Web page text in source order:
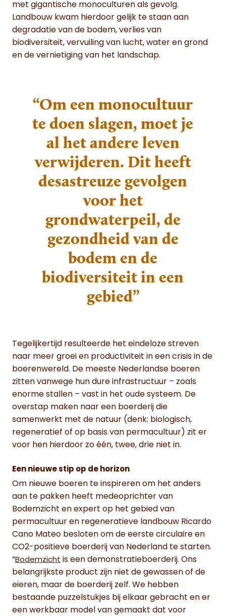
met gigantische monoculturen als gevolg.
Landbouw kwam hierdoor gelijk te staan aan
degradatie van de bodem, verlies van
biodiversiteit, vervuiling van lucht, water en grond
en de vernietiging van het landschap.
“Om een monocultuur
te doen slagen, moet je
al het andere leven
verwijderen. Dit heeft
desastreuze gevolgen
voor het
grondwaterpeil, de
gezondheid van de
bodem en de
biodiversiteit in een
gebied”
Tegelijkertijd resulteerde het eindeloze streven
naar meer groei en productiviteit in een crisis in de
boerenwereld. De meeste Nederlandse boeren
zitten vanwege hun dure infrastructuur – zoals
enorme stallen – vast in het oude systeem. De
overstap maken naar een boerderij die
samenwerkt met de natuur (denk: biologisch,
regeneratief of op basis van permacultuur) zit er
voor hen hierdoor zo één, twee, drie niet in.
Een nieuwe stip op de horizon
Om nieuwe boeren te inspireren om het anders
aan te pakken heeft medeoprichter van
Bodemzicht en expert op het gebied van
permacultuur en regeneratieve landbouw Ricardo
Cano Mateo besloten om de eerste circulaire en
CO2-positieve boerderij van Nederland te starten.
“Bodemzicht is een demonstratieboerderij. Ons
belangrijkste product zijn niet de gewassen of de
eieren, maar de boerderij zelf. We hebben
bestaande puzzelstukjes bij elkaar gebracht en er
een werkbaar model van gemaakt dat voor